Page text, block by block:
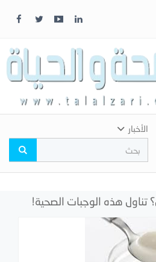
الأخبار
تناول هذه الوجبات الصحية!